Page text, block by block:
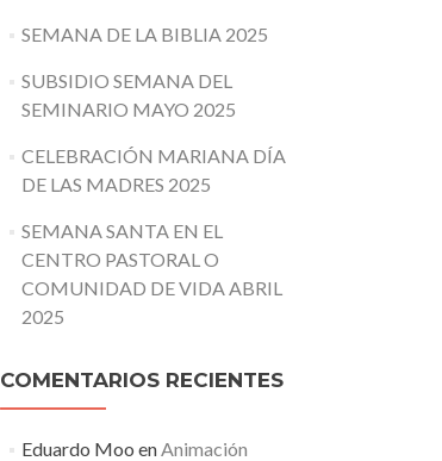
SEMANA DE LA BIBLIA 2025
SUBSIDIO SEMANA DEL
SEMINARIO MAYO 2025
CELEBRACIÓN MARIANA DÍA
DE LAS MADRES 2025
SEMANA SANTA EN EL
CENTRO PASTORAL O
COMUNIDAD DE VIDA ABRIL
2025
COMENTARIOS RECIENTES
Eduardo Moo enAnimación